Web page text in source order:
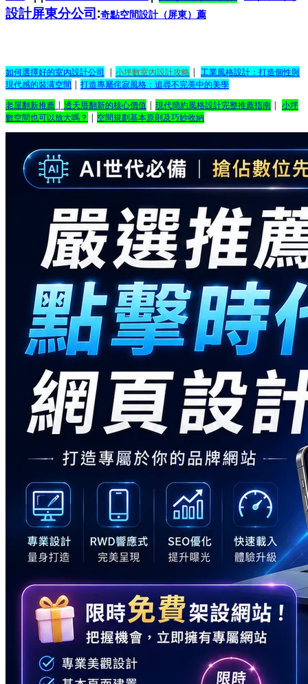
設計屏東分公司:奇點空間設計（屏東） 薦
如何選擇好的室內設計公司 | 小坪數室內設計攻略 | 工業風格設計：打造個性與
現代感的裝潢空間 | 打造專屬侘寂風格：追尋不完美中的美學
老屋翻新推薦 | 透天厝翻新的核心價值 | 現代簡約風格設計完整推薦指南 | 小坪
數空間也可以放大嗎？ | 空間規劃基本原則及巧妙收納